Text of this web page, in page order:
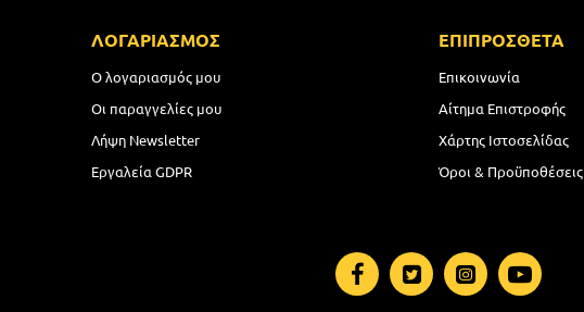
ΛΟΓΑΡΙΑΣΜΟΣ
Ο λογαριασμός μου
Οι παραγγελίες μου
Λήψη Newsletter
Εργαλεία GDPR
ΕΠΙΠΡΟΣΘΕΤΑ
Επικοινωνία
Αίτημα Επιστροφής
Χάρτης Ιστοσελίδας
Όροι & Προϋποθέσεις